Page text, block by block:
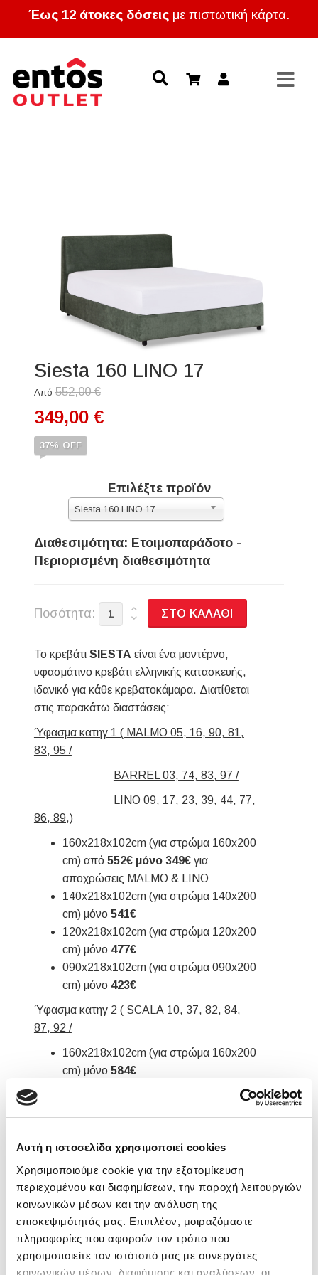
Αυτή η ιστοσελίδα χρησιμοποιεί cookies
Χρησιμοποιούμε cookie για την εξατομίκευση
περιεχομένου και διαφημίσεων, την παροχή λειτουργιών
κοινωνικών μέσων και την ανάλυση της
επισκεψιμότητάς μας. Επιπλέον, μοιραζόμαστε
πληροφορίες που αφορούν τον τρόπο που
χρησιμοποιείτε τον ιστότοπό μας με συνεργάτες
κοινωνικών μέσων, διαφήμισης και αναλύσεων, οι
Έως 12 άτοκες δόσεις με πιστωτική κάρτα.
Siesta 160 LINO 17
Από 552,00 €
349,00 €
37% OFF
Επιλέξτε προϊόν
Siesta 160 LINO 17
Διαθεσιμότητα: Ετοιμοπαράδοτο -
Περιορισμένη διαθεσιμότητα
Ποσότητα:
Το κρεβάτι SIESTA είναι ένα μοντέρνο,
υφασμάτινο κρεβάτι ελληνικής κατασκευής,
ιδανικό για κάθε κρεβατοκάμαρα. Διατίθεται
στις παρακάτω διαστάσεις:
Ύφασμα κατηγ 1 ( MALMO 05, 16, 90, 81,
83, 95 /
BARREL 03, 74, 83, 97 /
LINO 09, 17, 23, 39, 44, 77,
86, 89,)
160x218x102cm (για στρώμα 160x200
cm) από 552€ μόνο 349€για
αποχρώσεις MALMO & LINO
140x218x102cm (για στρώμα 140x200
cm) μόνο 541€
120x218x102cm (για στρώμα 120x200
cm) μόνο477€
090x218x102cm (για στρώμα 090x200
cm) μόνο 423€
Ύφασμα κατηγ 2 (SCALA 10, 37, 82, 84,
87, 92 /
160x218x102cm (για στρώμα 160x200
cm) μόνο 584€
140x218x102cm (για στρώμα 140x200
cm) μόνο
cm) μόνο466€